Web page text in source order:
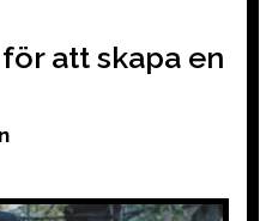
att skapa en